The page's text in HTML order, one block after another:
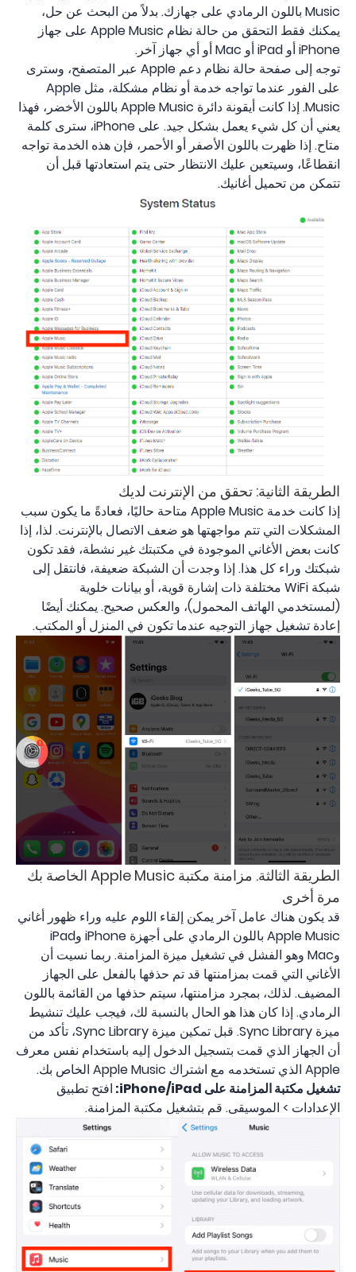
Music باللون الرمادي على جهازك. بدلاً من البحث عن حل،
يمكنك فقط التحقق من حالة نظام Apple Music على جهاز
iPhone أو iPad أو Mac أو أي جهاز آخر.
توجه إلى صفحة حالة نظام دعم Apple عبر المتصفح، وسترى
على الفور عندما تواجه خدمة أو نظام مشكلة، مثل Apple
Music. إذا كانت أيقونة دائرة Apple Music باللون الأخضر، فهذا
يعني أن كل شيء يعمل بشكل جيد. على iPhone، سترى كلمة
متاح. إذا ظهرت باللون الأصفر أو الأحمر، فإن هذه الخدمة تواجه
انقطاعًا، وسيتعين عليك الانتظار حتى يتم استعادتها قبل أن
تتمكن من تحميل أغانيك.
الطريقة الثانية: تحقق من الإنترنت لديك
إذا كانت خدمة Apple Music متاحة حاليًا، فعادةً ما يكون سبب
المشكلات التي تتم مواجهتها هو ضعف الاتصال بالإنترنت. لذا، إذا
كانت بعض الأغاني الموجودة في مكتبتك غير نشطة، فقد تكون
شبكتك وراء كل هذا. إذا وجدت أن الشبكة ضعيفة، فانتقل إلى
شبكة WiFi مختلفة ذات إشارة قوية، أو بيانات خلوية
(لمستخدمي الهاتف المحمول)، والعكس صحيح. يمكنك أيضًا
إعادة تشغيل جهاز التوجيه عندما تكون في المنزل أو المكتب.
الطريقة الثالثة. مزامنة مكتبة Apple Music الخاصة بك
مرة أخرى
قد يكون هناك عامل آخر يمكن إلقاء اللوم عليه وراء ظهور أغاني
Apple Music باللون الرمادي على أجهزة iPhone وiPad
وMac وهو الفشل في تشغيل ميزة المزامنة. ربما نسيت أن
الأغاني التي قمت بمزامنتها قد تم حذفها بالفعل على الجهاز
المضيف. لذلك، بمجرد مزامنتها، سيتم حذفها من القائمة باللون
الرمادي. إذا كان هذا هو الحال بالنسبة لك، فيجب عليك تنشيط
ميزة Sync Library. قبل تمكين ميزة Sync Library، تأكد من
أن الجهاز الذي قمت بتسجيل الدخول إليه باستخدام نفس معرف
Apple الذي تستخدمه مع اشتراك Apple Music الخاص بك.
تشغيل مكتبة المزامنة على iPhone/iPad:
افتح تطبيق
الإعدادات > الموسيقى. قم بتشغيل مكتبة المزامنة.